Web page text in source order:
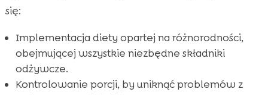
się:
Implementacja diety opartej na różnorodności,
obejmującej wszystkie niezbędne składniki
odżywcze.
Kontrolowanie porcji, by uniknąć problemów z